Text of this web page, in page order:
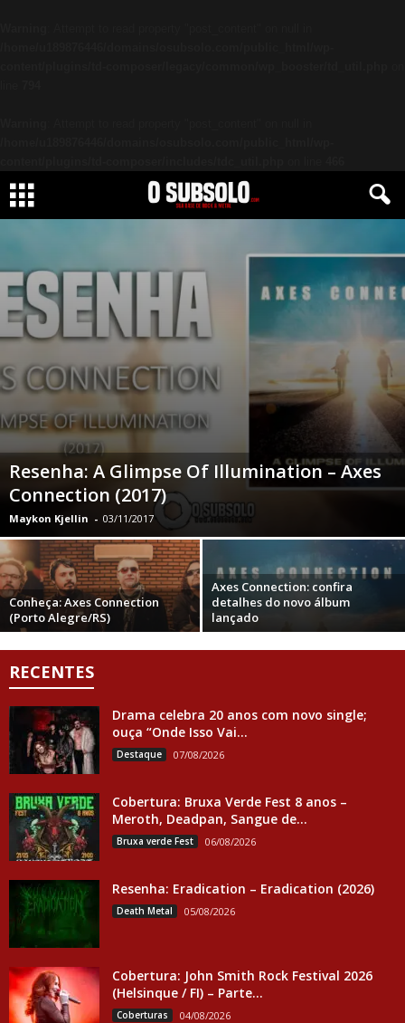
Resenha: A Glimpse Of Illumination – Axes
Connection (2017)
Maykon Kjellin - 03/11/2017
Conheça: Axes Connection
(Porto Alegre/RS)
Axes Connection: confira
detalhes do novo álbum
lançado
RECENTES
Drama celebra 20 anos com novo single;
ouça “Onde Isso Vai...
Destaque 07/08/2026
Cobertura: Bruxa Verde Fest 8 anos –
Meroth, Deadpan, Sangue de...
Bruxa verde Fest 06/08/2026
Resenha: Eradication – Eradication (2026)
Death Metal 05/08/2026
Cobertura: John Smith Rock Festival 2026
(Helsinque / FI) – Parte...
Coberturas 04/08/2026